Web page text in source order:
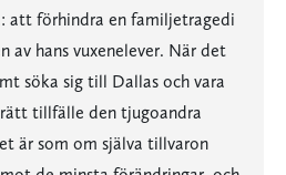
att förhindra en familjetragedi
av hans vuxenelever. När det
söka sig till Dallas och vara
tillfälle den tjugoandra
är som om själva tillvaron